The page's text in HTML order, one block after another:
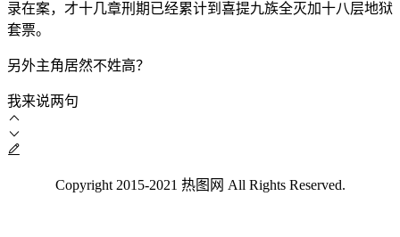
录在案，才十几章刑期已经累计到喜提九族全灭加十八层地狱
套票。
另外主角居然不姓高？
我来说两句
Copyright 2015-2021 热图网 All Rights Reserved.